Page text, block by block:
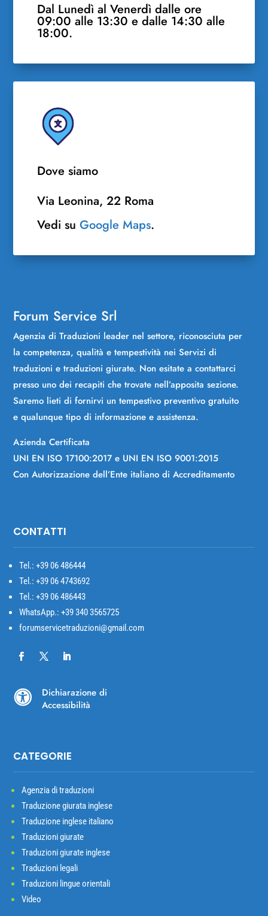
Dal Lunedì al Venerdì dalle ore
09:00 alle 13:30 e dalle 14:30 alle
18:00.
Dove siamo
Via Leonina, 22 Roma
Vedi suGoogle Maps.
Forum Service Srl
Agenzia di Traduzioni leader nel settore, riconosciuta per
la competenza, qualità e tempestività nei Servizi di
traduzioni e traduzioni giurate. Non esitate a contattarci
presso uno dei recapiti che trovate nell’apposita sezione.
Saremo lieti di fornirvi un tempestivo preventivo gratuito
e qualunque tipo di informazione e assistenza.
Azienda Certificata
UNI EN ISO 17100:2017 e UNI EN ISO 9001:2015
Con Autorizzazione dell’Ente italiano di Accreditamento
CONTATTI
Tel.: +3906 486444
Tel.: +39 06 4743692
Tel.: +39 06 486443
WhatsApp.: +39 340 3565725
forumservicetraduzioni@gmail.com

Dichiarazione di
Accessibilità
CATEGORIE
Agenzia di traduzioni
Traduzione giurata inglese
Traduzione inglese italiano
Traduzioni giurate
Traduzioni giurate inglese
Traduzioni legali
Traduzioni lingue orientali
Video